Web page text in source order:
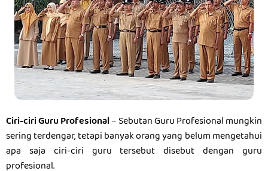
Ciri-ciri Guru Profesional– Sebutan Guru Profesional mungkin
sering terdengar, tetapi banyak orang yang belum mengetahui
apa saja ciri-ciri guru tersebut disebut dengan guru
profesional.